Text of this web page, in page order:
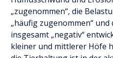
„zugenommen“, die
„häufig zugenommen“
insgesamt „negativ“
kleiner und mittlerer Höfe